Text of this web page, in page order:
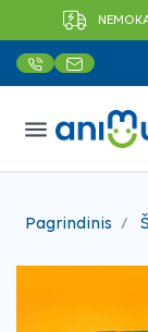
menu
Pagrindinis